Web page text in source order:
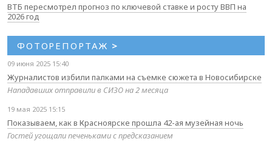
ВТБ пересмотрел прогноз по ключевой ставке и росту ВВП на
2026 год
ФОТОРЕПОРТАЖ >
09 июня 2025 15:40
Журналистов избили палками на съемке сюжета в Новосибирске
Нападавших отправили в СИЗО на 2 месяца
19 мая 2025 15:15
Показываем, как в Красноярске прошла 42-ая музейная ночь
Гостей угощали печеньками с предсказанием